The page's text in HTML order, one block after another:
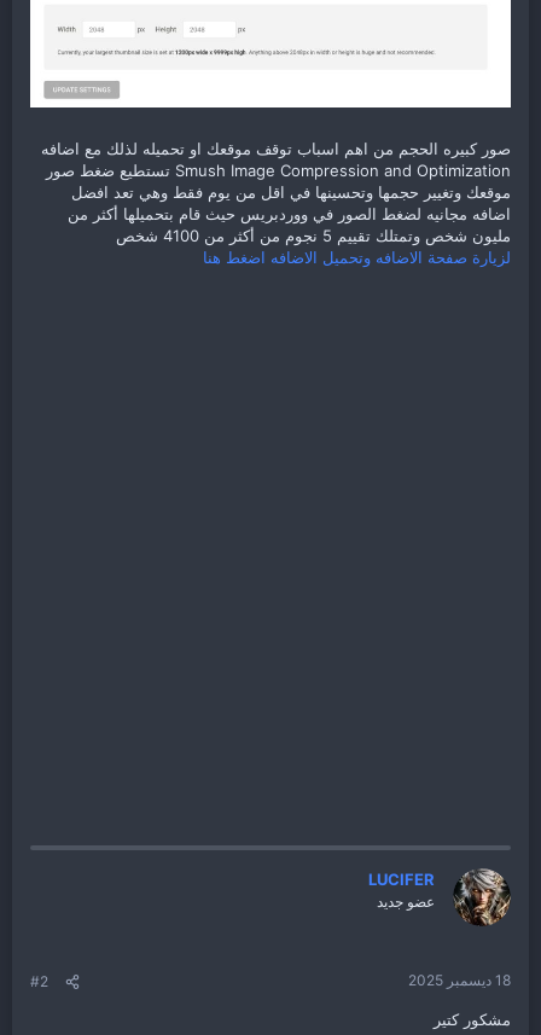
صور كبيره الحجم من اهم اسباب توقف موقعك او تحميله لذلك مع اضافه
Smush Image Compression and Optimization تستطيع ضغط صور
موقعك وتغيير حجمها وتحسينها في اقل من يوم فقط وهي تعد افضل
اضافه مجانيه لضغط الصور في ووردبريس حيث قام بتحميلها أكثر من
مليون شخص وتمتلك تقييم 5 نجوم من أكثر من 4100 شخص
لزيارة صفحة الاضافه وتحميل الاضافه اضغط هنا
LUCIFER
عضو جديد
18 ديسمبر 2025 #2
مشكور كتير